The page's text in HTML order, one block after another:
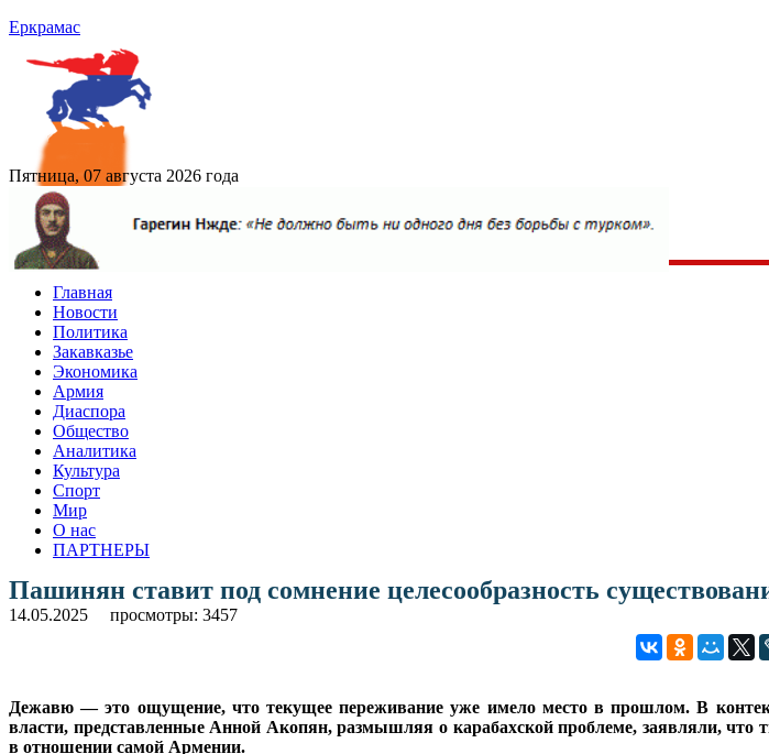
Еркрамас
Пятница, 07 августа 2026 года
Главная
Новости
Политика
Закавказье
Экономика
Армия
Диаспора
Общество
Аналитика
Культура
Спорт
Мир
О нас
ПАРТНЕРЫ
Пашинян ставит под сомнение целесообразность
14.05.2025 просмотры: 3457
Дежавю — это ощущение, что текущее переживание уже имело место в прошлом. В
власти, представленные Анной Акопян, размышляя о карабахской проблеме, заявляли,
в отношении самой Армении.